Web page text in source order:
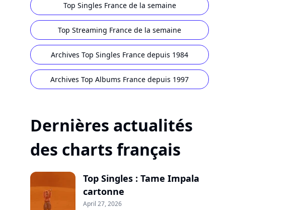
Top Singles France de la semaine
Top Streaming France de la semaine
Archives Top Singles France depuis 1984
Archives Top Albums France depuis 1997
Dernières actualités
des charts français
Top Singles : Tame Impala
cartonne
April 27, 2026